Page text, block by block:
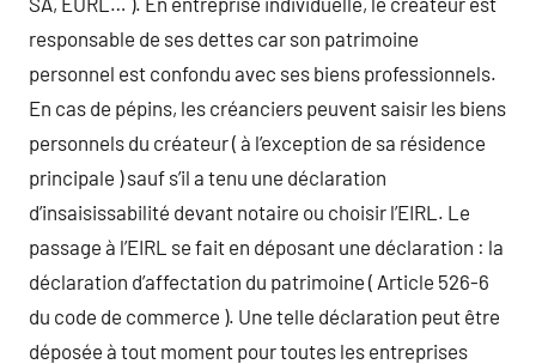
responsable de ses dettes car son patrimoine
personnel est confondu avec ses biens professionnels.
En cas de pépins, les créanciers peuvent saisir les biens
personnels du créateur ( à l’exception de sa résidence
principale ) sauf s’il a tenu une déclaration
d’insaisissabilité devant notaire ou choisir l’EIRL. Le
passage à l’EIRL se fait en déposant une déclaration : la
déclaration d’affectation du patrimoine ( Article 526-6
du code de commerce ). Une telle déclaration peut être
déposée à tout moment pour toutes les entreprises